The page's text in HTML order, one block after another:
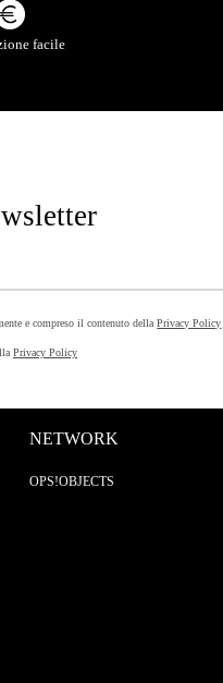
facile
e compreso il contenuto dellaPrivacy Policy
Privacy Policy
NETWORK
OPS!OBJECTS